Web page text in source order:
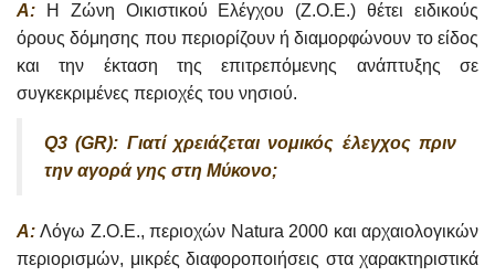
A:
Η Ζώνη Οικιστικού Ελέγχου (Ζ.Ο.Ε.) θέτει ειδικούς
όρους δόμησης που περιορίζουν ή διαμορφώνουν το είδος
και την έκταση της επιτρεπόμενης ανάπτυξης σε
συγκεκριμένες περιοχές του νησιού.
Q3 (GR): Γιατί χρειάζεται νομικός έλεγχος πριν
την αγορά γης στη Μύκονο;
A:Λόγω Ζ.Ο.Ε., περιοχών Natura 2000 και αρχαιολογικών
περιορισμών, μικρές διαφοροποιήσεις στα χαρακτηριστικά